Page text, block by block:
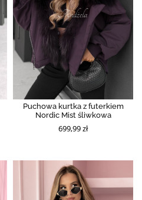
Puchowa kurtka z futerkiem
Nordic Mist śliwkowa
699,99 zł